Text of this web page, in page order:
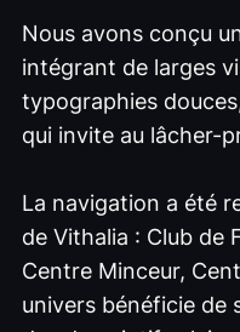
Nous avons conçu
intégrant de larges
typographies
qui invite au lâcher-
La navigation a été
de Vithalia : Club de
Centre Minceur,
univers bénéficie de